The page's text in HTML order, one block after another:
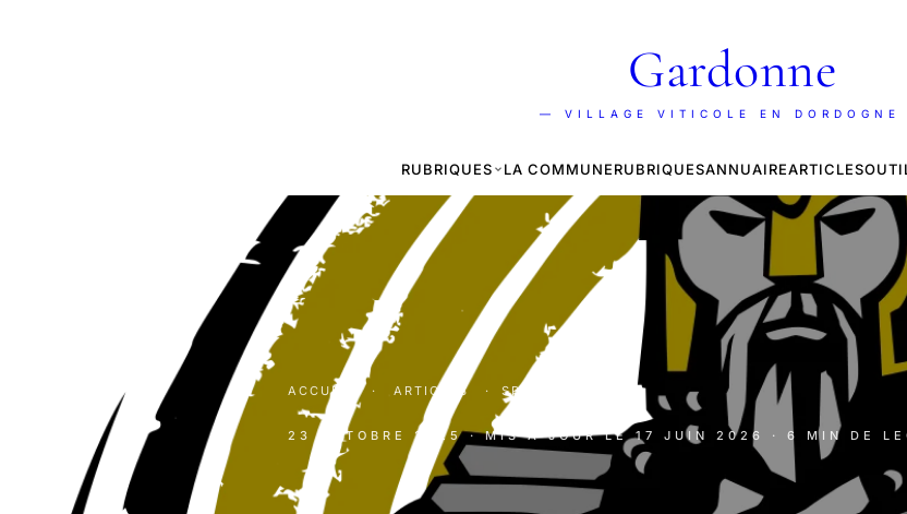
Gardonne
— VILLAGE VITICOLE EN DORDOGNE
RUBRIQUES LA COMMUNERUBRIQUESANNUAIREARTICLES
ACCUEIL · ARTICLES · SPONSORISÉ
23 OCTOBRE 2025 · MIS À JOUR LE17 JUIN 2026 · 6 MIN DE